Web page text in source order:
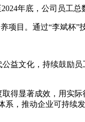
年底，公司员工
项目。通过“李斌杯
益文化，持续鼓励
得显著成效，用实
，推动企业可持